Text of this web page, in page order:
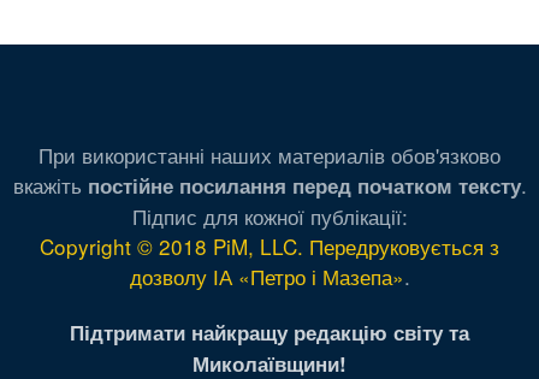
При використанні наших материалів обов'язково
вкажіть постійне посилання перед початком тексту.
Підпис для кожної публікації:
Copyright © 2018 PiM, LLC. Передруковується з
дозволу ІА «Петро і Мазепа».
Підтримати найкращу редакцію світу та
Миколаївщини!